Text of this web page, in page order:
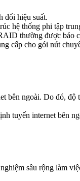
đổi hiệu suất.
hệ thống phi tập
thường được báo
cấp cho gói nút
bên ngoài. Do đó,
tuyến internet bên
sâu rộng làm